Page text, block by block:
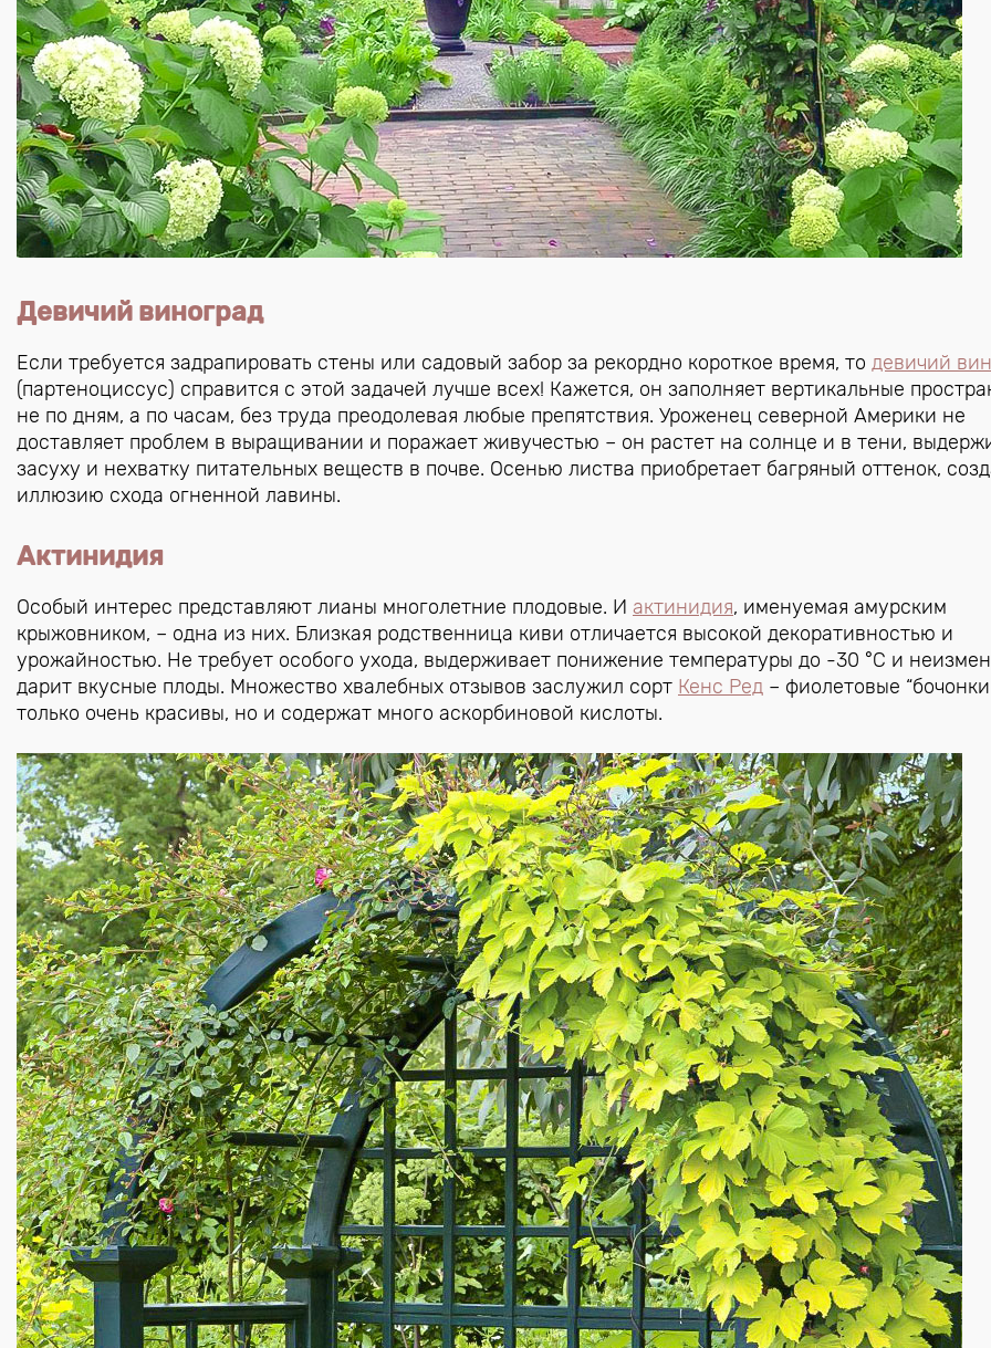
Девичий виноград
Если требуется задрапировать стены или садовый забор за рекордно короткое время, то девичий
(партеноциссус) справится с этой задачей лучше всех! Кажется, он заполняет вертикальные
не по дням, а по часам, без труда преодолевая любые препятствия. Уроженец северной Америки не
доставляет проблем в выращивании и поражает живучестью – он растет на солнце и в тени,
засуху и нехватку питательных веществ в почве. Осенью листва приобретает багряный оттенок,
иллюзию схода огненной лавины.
Актинидия
Особый интерес представляют лианы многолетние плодовые. И актинидия, именуемая амурским
крыжовником, – одна из них. Близкая родственница киви отличается высокой декоративностью и
урожайностью. Не требует особого ухода, выдерживает понижение температуры до -30 °C и
дарит вкусные плоды. Множество хвалебных отзывов заслужил сорт Кенс Ред – фиолетовые
только очень красивы, но и содержат много аскорбиновой кислоты.